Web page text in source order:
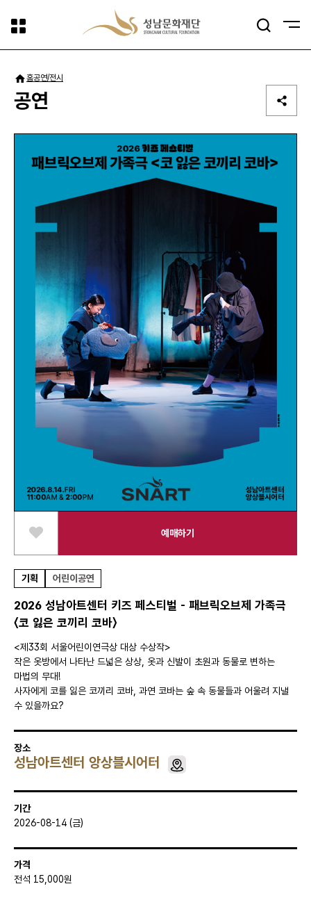
검색
홈공연/전시
공연
스크랩하기
예매하기
기획 어린이공연
2026 성남아트센터 키즈 페스티벌 - 패브릭오브제 가족극
〈코 잃은 코끼리 코바〉
<제33회 서울어린이연극상 대상 수상작>
작은 옷방에서 나타난 드넓은 상상, 옷과 신발이 초원과 동물로 변하는
마법의 무대!
사자에게 코를 잃은 코끼리 코바, 과연 코바는 숲 속 동물들과 어울려 지낼
수 있을까요?
장소
성남아트센터 앙상블시어터
기간
2026-08-14 (금)
가격
전석 15,000원